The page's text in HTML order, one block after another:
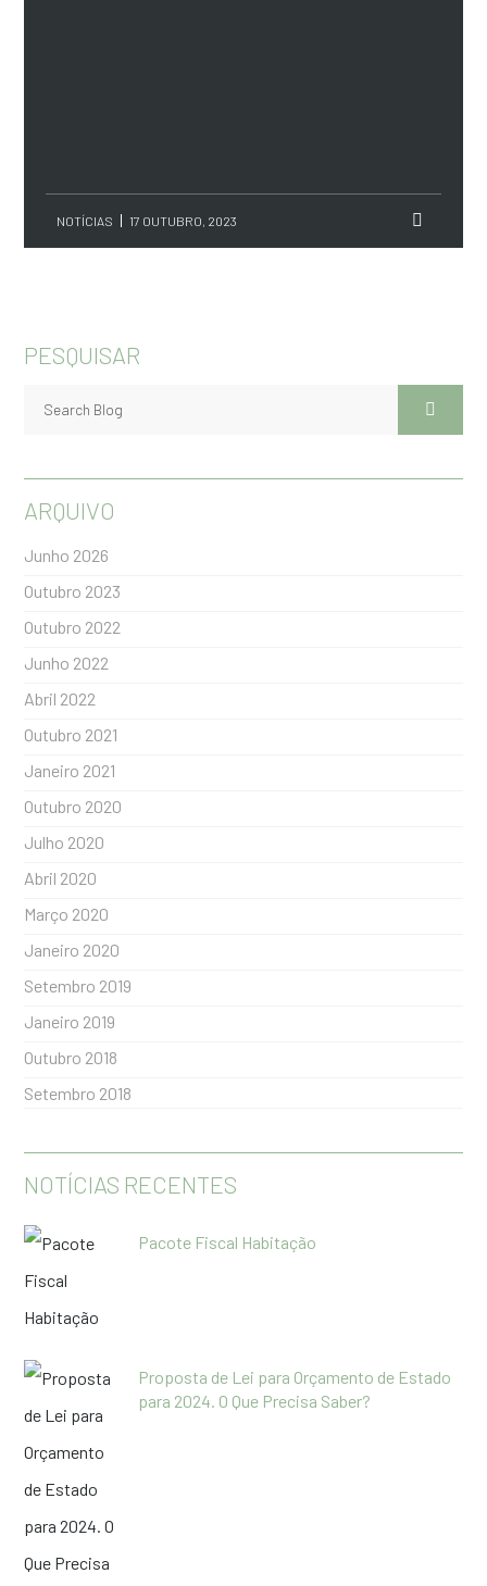
NOTÍCIAS 17 OUTUBRO, 2023
PESQUISAR
ARQUIVO
Junho 2026
Outubro 2023
Outubro 2022
Junho 2022
Abril 2022
Outubro 2021
Janeiro 2021
Outubro 2020
Julho 2020
Abril 2020
Março 2020
Janeiro 2020
Setembro 2019
Janeiro 2019
Outubro 2018
Setembro 2018
NOTÍCIAS RECENTES
Pacote Fiscal Habitação
Proposta de Lei para Orçamento de Estado
para 2024. O Que Precisa Saber?